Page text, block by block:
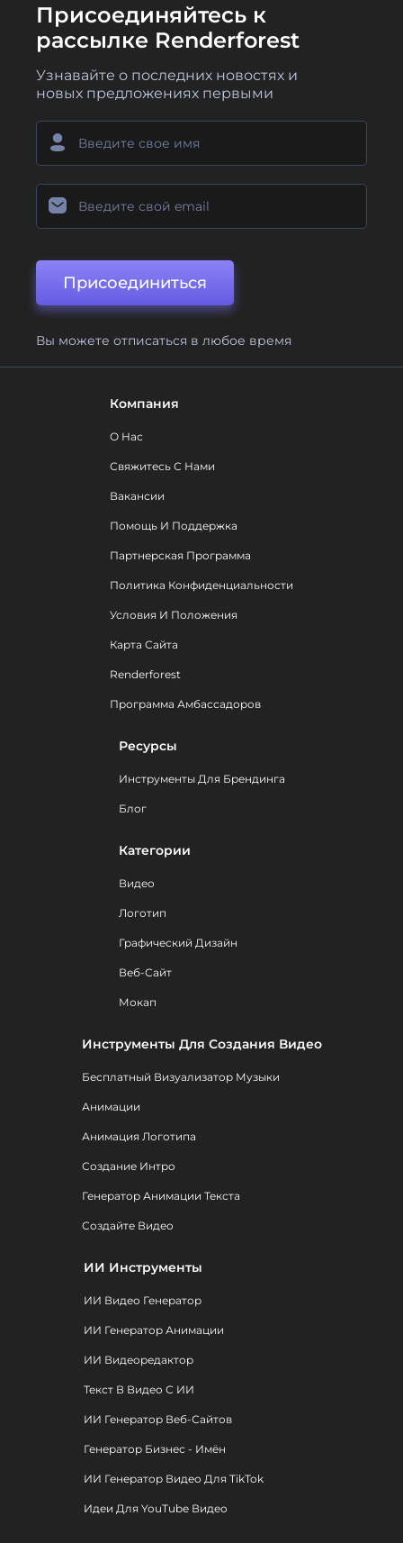
Присоединяйтесь к
рассылке Renderforest
Узнавайте о последних новостях и
новых предложениях первыми
Присоединиться
Вы можете отписаться в любое время
Компания
О Нас
Свяжитесь С Нами
Вакансии
Помощь И Поддержка
Партнерская Программа
Политика Конфиденциальности
Условия И Положения
Карта Сайта
Renderforest
Программа Амбассадоров
Ресурсы
Инструменты Для Брендинга
Блог
Категории
Видео
Логотип
Графический Дизайн
Веб-Сайт
Мокап
Инструменты Для Создания Видео
Бесплатный Визуализатор Музыки
Анимации
Анимация Логотипа
Создание Интро
Генератор Анимации Текста
Создайте Видео
ИИ Инструменты
ИИ Видео Генератор
ИИ Генератор Анимации
ИИ Видеоредактор
Текст В Видео С ИИ
ИИ Генератор Веб-Сайтов
Генератор Бизнес - Имён
ИИ Генератор Видео Для TikTok
Идеи Для YouTube Видео